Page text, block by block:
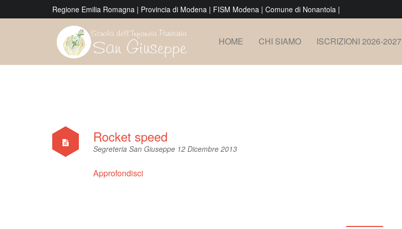
Regione Emilia Romagna | Provincia di Modena | FISM Modena | Comune di Nonantola |
HOME CHI SIAMO ISCRIZIONI 2026-2027
Rocket speed
Segreteria San Giuseppe 12 Dicembre 2013
Approfondisci